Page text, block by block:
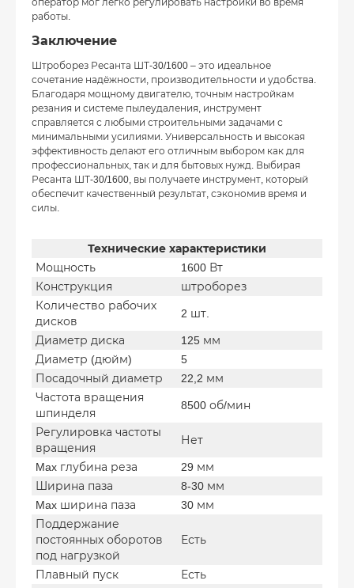
оператор мог легко регулировать настройки во время
работы.
Заключение
Штроборез Ресанта ШТ-30/1600 – это идеальное
сочетание надёжности, производительности и удобства.
Благодаря мощному двигателю, точным настройкам
резания и системе пылеудаления, инструмент
справляется с любыми строительными задачами с
минимальными усилиями. Универсальность и высокая
эффективность делают его отличным выбором как для
профессиональных, так и для бытовых нужд. Выбирая
Ресанта ШТ-30/1600, вы получаете инструмент, который
обеспечит качественный результат, сэкономив время и
силы.
Технические характеристики
Мощность
1600 Вт
Конструкция
штроборез
Количество рабочих
дисков
2 шт.
Диаметр диска
125 мм
Диаметр (дюйм)
5
Посадочный диаметр
22,2 мм
Частота вращения
шпинделя
8500 об/мин
Регулировка частоты
вращения
Нет
Max глубина реза
29 мм
Ширина паза
8-30 мм
Max ширина паза
30 мм
Поддержание
постоянных оборотов
под нагрузкой
Есть
Плавный пуск
Есть